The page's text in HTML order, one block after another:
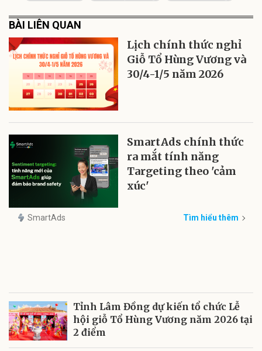
BÀI LIÊN QUAN
Lịch chính thức nghỉ
Giỗ Tổ Hùng Vương và
30/4-1/5 năm 2026
SmartAds chính thức
ra mắt tính năng
Targeting theo 'cảm
xúc'
SmartAds Tìm hiểu thêm
Tỉnh Lâm Đồng dự kiến tổ chức Lễ
hội giỗ Tổ Hùng Vương năm 2026 tại
2 điểm